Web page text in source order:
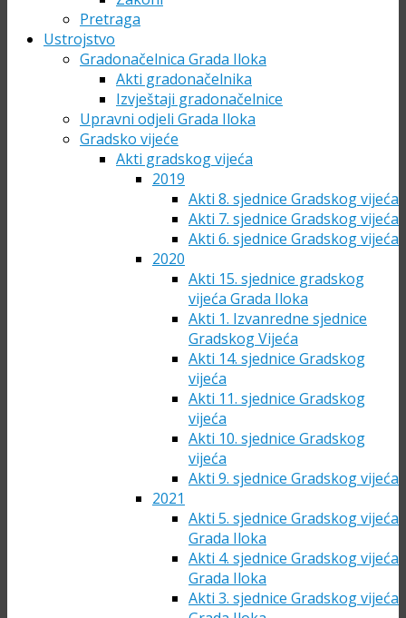
Pretraga
Ustrojstvo
Gradonačelnica Grada Iloka
Akti gradonačelnika
Izvještaji gradonačelnice
Upravni odjeli Grada Iloka
Gradsko vijeće
Akti gradskog vijeća
2019
Akti 8. sjednice Gradskog vijeća
Akti 7. sjednice Gradskog vijeća
Akti 6. sjednice Gradskog vijeća
2020
Akti 15. sjednice gradskog
vijeća Grada Iloka
Akti 1. Izvanredne sjednice
Gradskog Vijeća
Akti 14. sjednice Gradskog
vijeća
Akti 11. sjednice Gradskog
vijeća
Akti 10. sjednice Gradskog
vijeća
Akti 9. sjednice Gradskog vijeća
2021
Akti 5. sjednice Gradskog vijeća
Grada Iloka
Akti 4. sjednice Gradskog vijeća
Grada Iloka
Akti 3. sjednice Gradskog vijeća